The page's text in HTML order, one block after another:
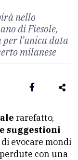
nello
di Fiesole,
per l’unica data
milanese
rarefatto,
suggestioni
di evocare mondi
con una